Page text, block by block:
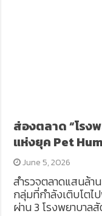
ส่องตลาด “โรง
แห่งยุค Pet
June 5, 2026
สำรวจตลาดแสนล้า
กลุ่มที่กำลังเติบโต
ผ่าน 3 โรงพยาบาล